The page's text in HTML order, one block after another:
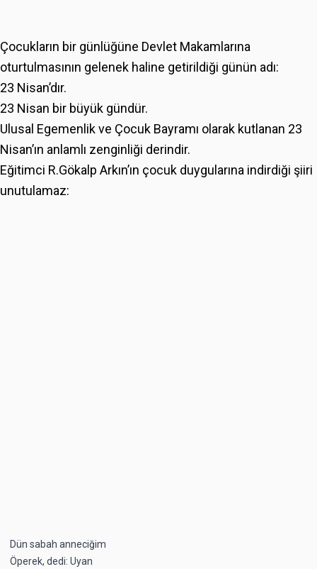
Çocukların bir günlüğüne Devlet Makamlarına
oturtulmasının gelenek haline getirildiği günün adı:
23 Nisan’dır.
23 Nisan bir büyük gündür.
Ulusal Egemenlik ve Çocuk Bayramı olarak kutlanan 23
Nisan’ın anlamlı zenginliği derindir.
Eğitimci R.Gökalp Arkın’ın çocuk duygularına indirdiği şiiri
unutulamaz:
Dün sabah anneciğim
Öperek, dedi: Uyan